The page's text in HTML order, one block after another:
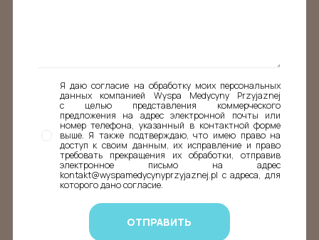
Я даю согласие на обработку моих персональных
данных компанией Wyspa Medycyny Przyjaznej
с целью представления коммерческого
предложения на адрес электронной почты или
номер телефона, указанный в контактной форме
выше. Я также подтверждаю, что имею право на
доступ к своим данным, их исправление и право
требовать прекращения их обработки, отправив
электронное письмо на адрес
kontakt@wyspamedycynyprzyjaznej.pl с адреса, для
которого дано согласие.